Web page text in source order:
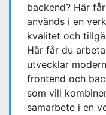
backend? Här
används i en
kvalitet och
Här får du
utvecklar
frontend och
som vill
samarbete i en